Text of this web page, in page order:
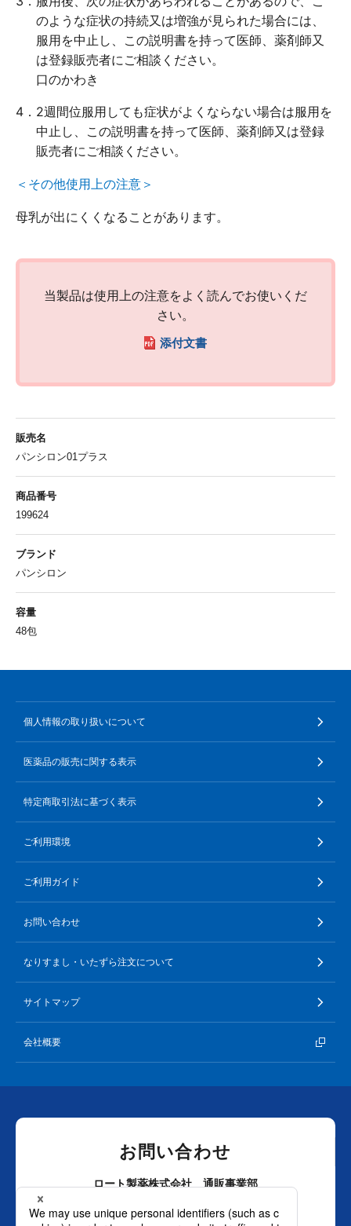
のような症状の持続又は増強が見られた場合には、
服用を中止し、この説明書を持って医師、薬剤師又
は登録販売者にご相談ください。
口のかわき
4．2週間位服用しても症状がよくならない場合は服用を
中止し、この説明書を持って医師、薬剤師又は登録
販売者にご相談ください。
＜その他使用上の注意＞
母乳が出にくくなることがあります。
当製品は使用上の注意をよく読んでお使いくだ
さい。
添付文書
販売名
パンシロン01プラス
商品番号
199624
ブランド
パンシロン
容量
48包
個人情報の取り扱いについて
医薬品の販売に関する表示
特定商取引法に基づく表示
ご利用環境
ご利用ガイド
お問い合わせ
なりすまし・いたずら注文について
サイトマップ
会社概要
お問い合わせ
ロート製薬株式会社 通販事業部
0120-880-610